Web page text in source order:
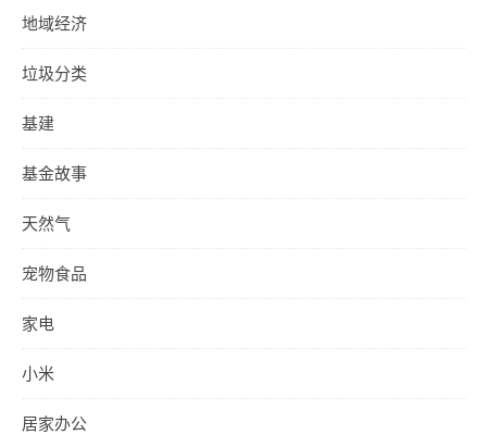
地域经济
垃圾分类
基建
基金故事
天然气
宠物食品
家电
小米
居家办公